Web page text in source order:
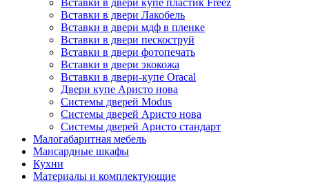
Вставки в двери купе пластик Freez
Вставки в двери Лакобель
Вставки в двери мдф в пленке
Вставки в двери пескоструй
Вставки в двери фотопечать
Вставки в двери экокожа
Вставки в двери-купе Oracal
Двери купе Аристо нова
Системы дверей Modus
Системы дверей Аристо нова
Системы дверей Аристо стандарт
Малогабаритная мебель
Мансардные шкафы
Кухни
Материалы и комплектующие